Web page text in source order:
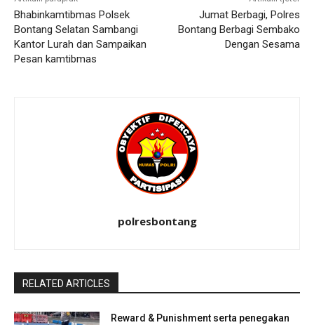
Bhabinkamtibmas Polsek
Bontang Selatan Sambangi
Kantor Lurah dan Sampaikan
Pesan kamtibmas
Jumat Berbagi, Polres
Bontang Berbagi Sembako
Dengan Sesama
polresbontang
RELATED ARTICLES
Reward & Punishment serta penegakan